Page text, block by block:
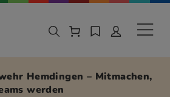
springen
Hemdingen – Mitmachen,
werden